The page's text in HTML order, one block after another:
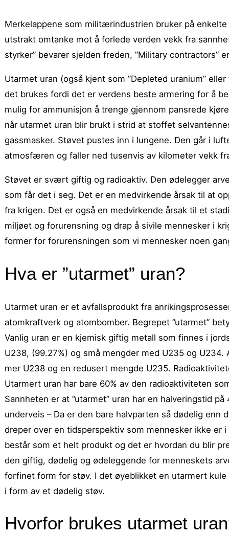
Merkelappene som militærindustrien bruker på
utstrakt omtanke mot å forlede verden vekk fra
styrker” bevarer sjelden freden, ”Military contractors”
Utarmet uran (også kjent som ”Depleted uranium”
det brukes fordi det er verdens beste armering for å
mulig for ammunisjon å trenge gjennom pansrede
når utarmet uran blir brukt i strid at stoffet
gassmasker. Støvet pustes inn i lungene. Den går i
atmosfæren og faller ned tusenvis av kilometer vekk
Støvet er svært giftig og radioaktiv. Den ødelegger
som får det i seg. Det er en medvirkende årsak til at
fra krigen. Det er også en medvirkende årsak til et
miljøet og forurensning og drap å sivile mennesker i
former for forurensningen som vi mennesker noen
Hva er ”utarmet” uran?
Utarmet uran er et avfallsprodukt fra
atomkraftverk og atombomber. Begrepet ”utarmet”
Vanlig uran er en kjemisk giftig metall som finnes i
U238, (99.27%) og små mengder med U235 og
mer U238 og en redusert mengde U235.
Utarmert uran har bare 60% av den radioaktiviteten
Sannheten er at ”utarmet” uran har en halveringstid
underveis – Da er den bare halvparten så dødelig enn
dreper over en tidsperspektiv som mennesker ikke er
består som et helt produkt og det er hvordan du blir
den giftig, dødelig og ødeleggende for menneskets
forfinet form for støv. I det øyeblikket en utarmert
i form av et dødelig støv.
Hvorfor brukes utarmet